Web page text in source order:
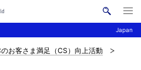
Japan
イ
メ
ニ
ュ
のお客さま満足（CS）向上活動